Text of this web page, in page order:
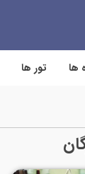
ها تور ها